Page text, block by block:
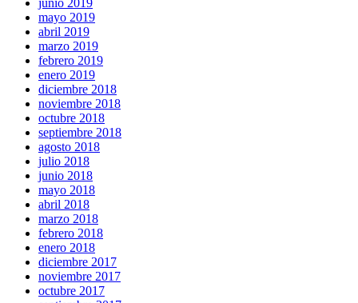
junio 2019
mayo 2019
abril 2019
marzo 2019
febrero 2019
enero 2019
diciembre 2018
noviembre 2018
octubre 2018
septiembre 2018
agosto 2018
julio 2018
junio 2018
mayo 2018
abril 2018
marzo 2018
febrero 2018
enero 2018
diciembre 2017
noviembre 2017
octubre 2017